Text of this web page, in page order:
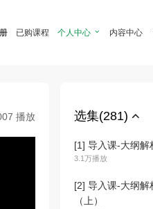
已购课程 个人中心  内容中心
播放 选集(281)
[1] 导入课-大纲解
3.1万播放
[2] 导入课-大纲解
（上）